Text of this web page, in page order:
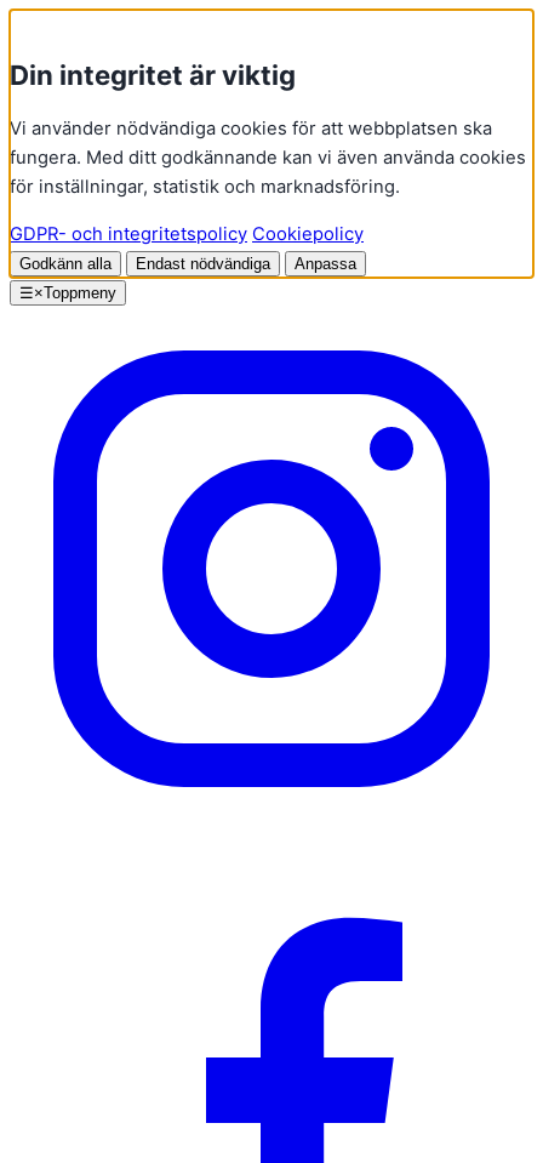
Din integritet är viktig
Vi använder nödvändiga cookies för att webbplatsen ska
fungera. Med ditt godkännande kan vi även använda cookies
för inställningar, statistik och marknadsföring.
GDPR- och integritetspolicy Cookiepolicy
Godkänn alla Endast nödvändiga Anpassa
Hoppa
☰×Toppmeny